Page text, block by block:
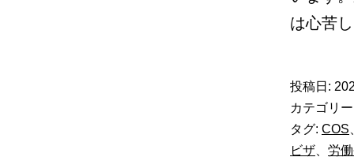
は心苦
投稿日:
カテゴリ
タグ: COS
ビザ
労